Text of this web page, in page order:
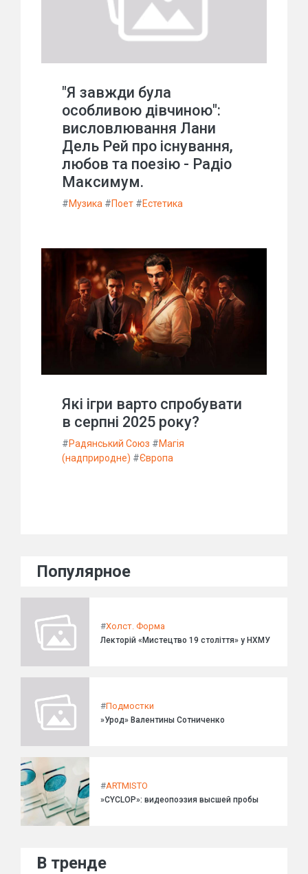
"Я завжди була
особливою дівчиною":
висловлювання Лани
Дель Рей про існування,
любов та поезію - Радіо
Максимум.
#Музика #Поет #Естетика
Які ігри варто спробувати
в серпні 2025 року?
#Радянський Союз #Магія
(надприродне) #Європа
Популярное
#Холст. Форма
Лекторій «Мистецтво 19 століття» у НХМУ
#Подмостки
»Урод» Валентины Сотниченко
#ARTMISTO
»CYCLOP»: видеопоэзия высшей пробы
В тренде